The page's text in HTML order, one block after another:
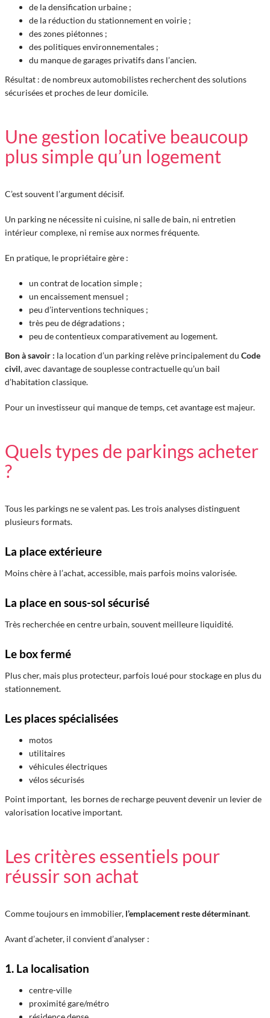
de la densification urbaine ;
de la réduction du stationnement en voirie ;
des zones piétonnes ;
des politiques environnementales ;
du manque de garages privatifs dans l’ancien.
Résultat : de nombreux automobilistes recherchent des solutions
sécurisées et proches de leur domicile.
Une gestion locative beaucoup
plus simple qu’un logement
C’est souvent l’argument décisif.
Un parking ne nécessite ni cuisine, ni salle de bain, ni entretien
intérieur complexe, ni remise aux normes fréquente.
En pratique, le propriétaire gère :
un contrat de location simple ;
un encaissement mensuel ;
peu d’interventions techniques ;
très peu de dégradations ;
peu de contentieux comparativement au logement.
Bon à savoir : la location d’un parking relève principalement du Code
civil, avec davantage de souplesse contractuelle qu’un bail
d’habitation classique.
Pour un investisseur qui manque de temps, cet avantage est majeur.
Quels types de parkings acheter
?
Tous les parkings ne se valent pas. Les trois analyses distinguent
plusieurs formats.
La place extérieure
Moins chère à l’achat, accessible, mais parfois moins valorisée.
La place en sous-sol sécurisé
Très recherchée en centre urbain, souvent meilleure liquidité.
Le box fermé
Plus cher, mais plus protecteur, parfois loué pour stockage en plus du
stationnement.
Les places spécialisées
motos
utilitaires
véhicules électriques
vélos sécurisés
Point important, les bornes de recharge peuvent devenir un levier de
valorisation locative important.
Les critères essentiels pour
réussir son achat
Comme toujours en immobilier, l’emplacement reste déterminant.
Avant d’acheter, il convient d’analyser :
1. La localisation
centre-ville
proximité gare/métro